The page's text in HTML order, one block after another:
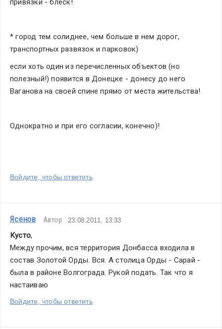
привязки - блеск!
* город тем солиднее, чем больше в нем дорог,
транспортных развязок и парковок)
если хоть один из перечисленных объектов (но
полезный!) появится в Донецке - донесу до него
Ваганова на своей спине прямо от места жительства!
Однократно и при его согласии, конечно)!
Войдите, чтобы ответить
Ясенов Автор 23.08.2011, 13:33
Кусто,
Между прочим, вся территория Донбасса входила в
состав Золотой Орды. Вся. А столица Орды - Сарай -
была в районе Волгограда. Рукой подать. Так что я
настаиваю
Войдите, чтобы ответить